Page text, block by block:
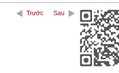
Trước Sau